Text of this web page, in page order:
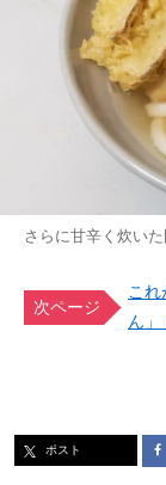
さらに甘辛く炊い
次ページ
これ
ん」
ポスト